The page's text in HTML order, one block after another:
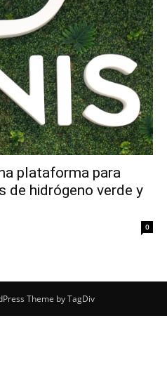
plataforma para
de hidrógeno verde y
0
Theme by TagDiv